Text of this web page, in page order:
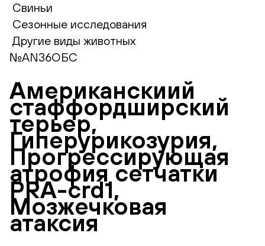
Свиньи
Сезонные исследования
Другие виды животных
№AN36ОБС
Американскиий
стаффордширский
терьер,
Гиперурикозурия,
Прогрессирующая
атрофия сетчатки
PRA-crd1,
Мозжечковая
атаксия